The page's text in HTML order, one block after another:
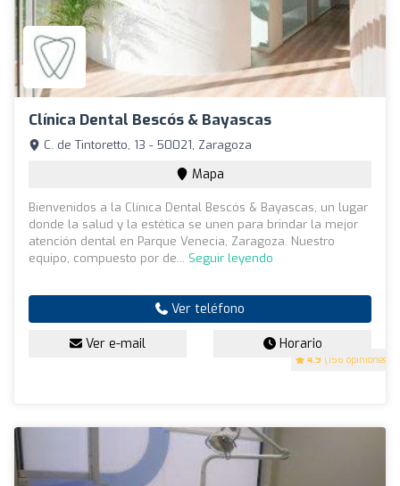
Clínica Dental Bescós & Bayascas
4.9 (156 opiniones)
C. de Tintoretto, 13 - 50021, Zaragoza
Mapa
Bienvenidos a la Clínica Dental Bescós & Bayascas, un lugar
donde la salud y la estética se unen para brindar la mejor
atención dental en Parque Venecia, Zaragoza. Nuestro
equipo, compuesto por de... Seguir leyendo
Ver teléfono
Ver e-mail Horario